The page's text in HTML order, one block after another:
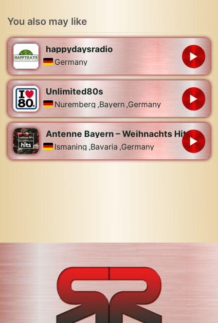
You also may like
happydaysradio
Germany
Unlimited80s
Nuremberg ,Bayern ,Germany
Antenne Bayern – Weihnachts Hits
Ismaning ,Bavaria ,Germany